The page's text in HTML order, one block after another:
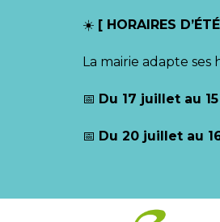
☀️ [ HORAIRES
La mairie adapte
📅 Du 17 juillet au
📅 Du 20 juillet au